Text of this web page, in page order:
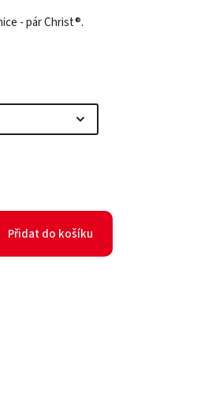
- párChrist®.
Přidat do košíku